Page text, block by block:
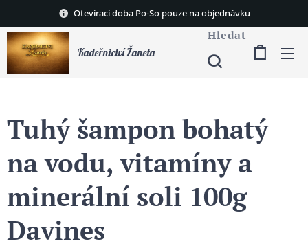
Otevírací doba Po-So pouze na objednávku
Kadeřnictví Žaneta
Hledat
Tuhý šampon bohatý
na vodu, vitamíny a
minerální soli 100g
Davines